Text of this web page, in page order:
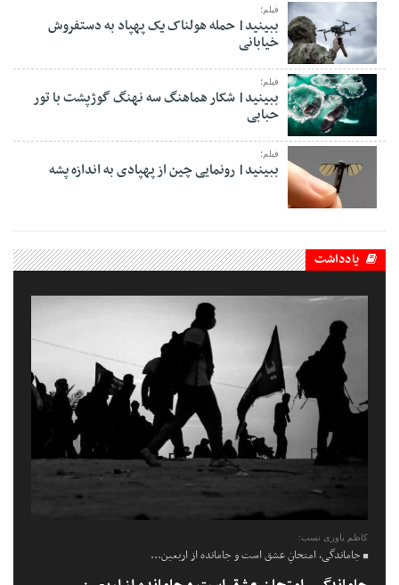
فیلم؛
ببینید| حمله هولناک یک پهپاد به دستفروش
خیابانی
فیلم؛
ببینید| شکار هماهنگ سه نهنگ گوژپشت با تور
حبابی
فیلم؛
ببینید| رونمایی چین از پهپادی به اندازه پشه
یادداشت
کاظم یاوری نسب:
جاماندگی، امتحانِ عشق است و جامانده از اربعین...